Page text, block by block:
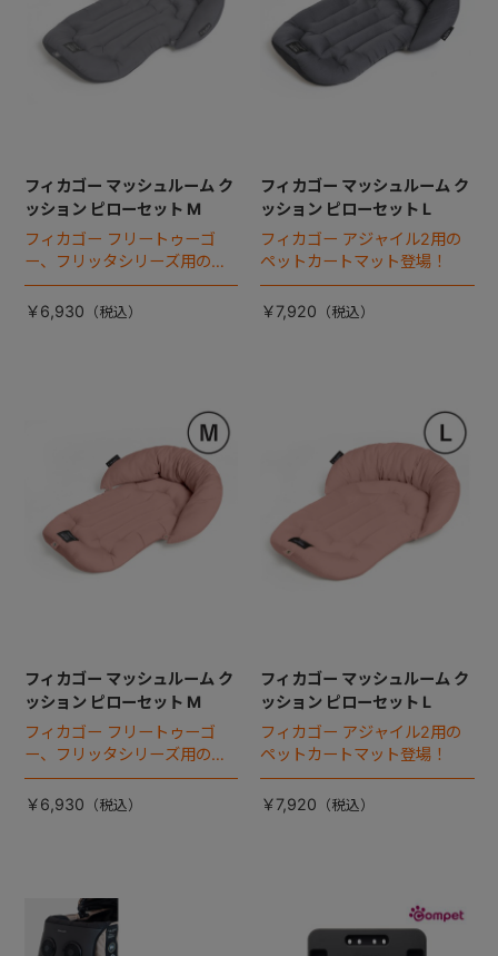
フィカゴー マッシュルーム ク
ッション ピローセット M
フィカゴー フリートゥーゴ
ー、フリッタシリーズ用のペ
ットカートマット登場！
￥6,930
フィカゴー マッシュルーム ク
ッション ピローセット L
フィカゴー アジャイル2用の
ペットカートマット登場！
￥7,920
フィカゴー マッシュルーム ク
ッション ピローセット M
フィカゴー フリートゥーゴ
ー、フリッタシリーズ用のペ
ットカートマット登場！
￥6,930
フィカゴー マッシュルーム ク
ッション ピローセット L
フィカゴー アジャイル2用の
ペットカートマット登場！
￥7,920